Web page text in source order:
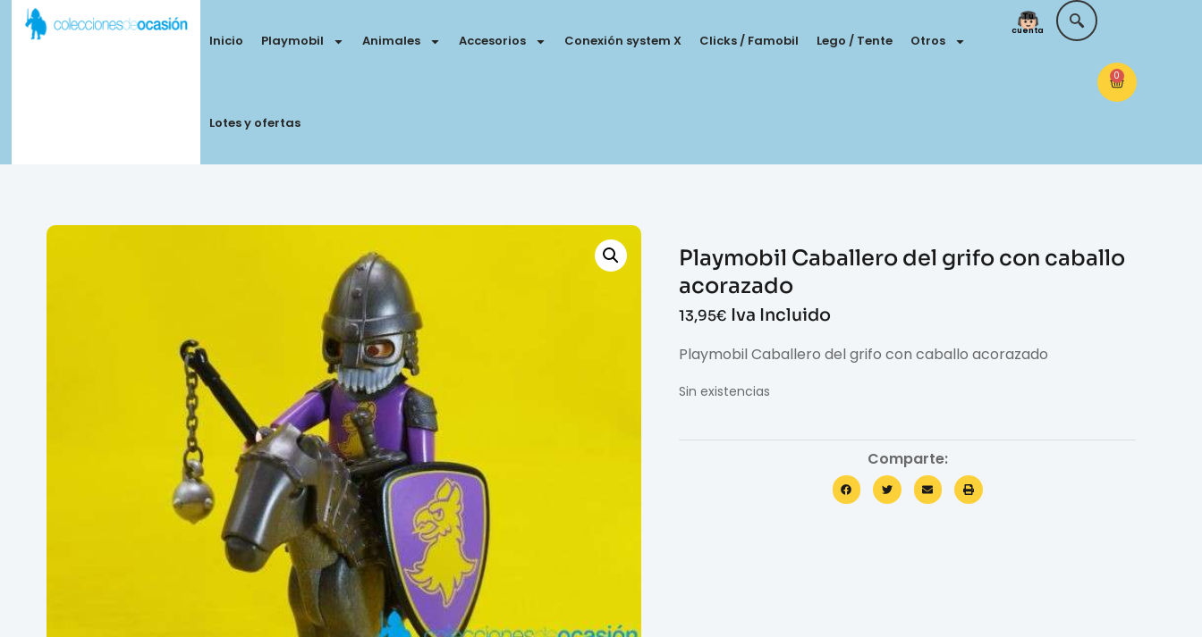
Inicio Playmobil Animales Accesorios Conexión system X Clicks / Famobil Lego / Tente Otros
Lotes y ofertas
Tu
cuenta
0
Playmobil Caballero del grifo con caballo
acorazado
13,95€ Iva Incluido
Playmobil Caballero del grifo con caballo acorazado
Sin existencias
Comparte: